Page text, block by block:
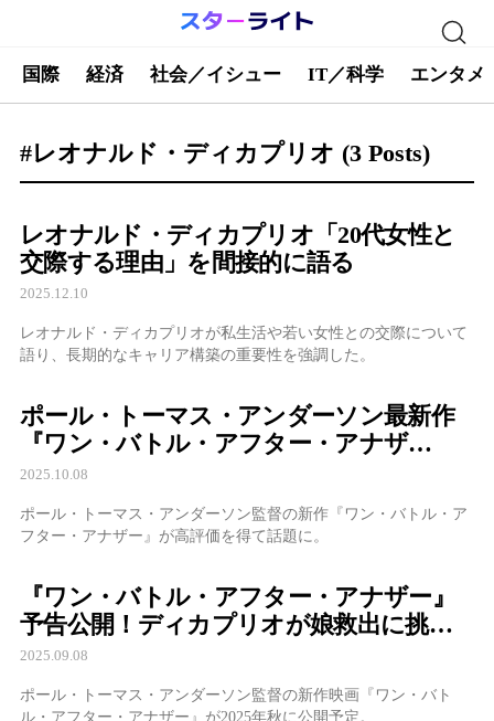
国際 経済 社会／イシュー IT／科学 エンタメ
#レオナルド・ディカプリオ (3 Posts)
レオナルド・ディカプリオ「20代女性と
交際する理由」を間接的に語る
2025.12.10
レオナルド・ディカプリオが私生活や若い女性との交際について
語り、長期的なキャリア構築の重要性を強調した。
ポール・トーマス・アンダーソン最新作
『ワン・バトル・アフター・アナザ
ー』、時代が求めた映画と世界が熱狂
2025.10.08
ポール・トーマス・アンダーソン監督の新作『ワン・バトル・ア
フター・アナザー』が高評価を得て話題に。
『ワン・バトル・アフター・アナザー』
予告公開！ディカプリオが娘救出に挑
む…爆発・銃撃・IMAX戦闘シーンで緊張
2025.09.08
ポール・トーマス・アンダーソン監督の新作映画『ワン・バト
ル・アフター・アナザー』が2025年秋に公開予定。